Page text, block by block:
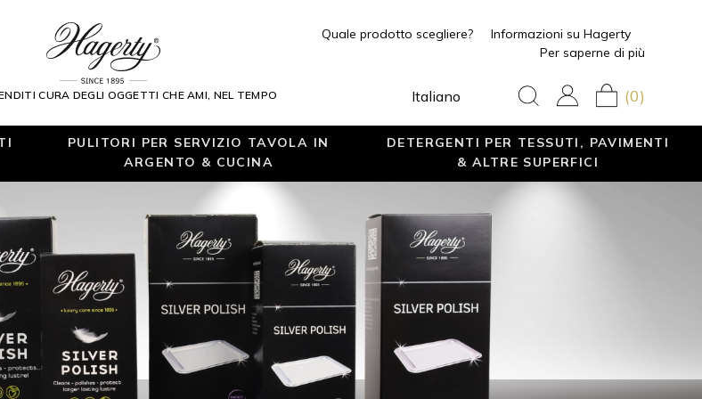
CURA DEGLI OGGETTI CHE AMI, NEL TEMPO
Quale prodotto scegliere?
Informazioni su Hagerty
Per saperne di più
Italiano (0)
PULITORI PER SERVIZIO TAVOLA IN
ARGENTO & CUCINA
DETERGENTI PER TESSUTI, PAVIMENTI
& ALTRE SUPERFICI